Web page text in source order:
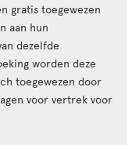
gratis toegewezen
aan hun
dezelfde
worden deze
toegewezen door
voor vertrek voor